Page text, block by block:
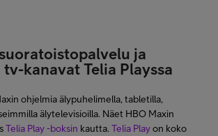
ja
kanavat Telia Playssa
ohjelmia älypuhelimella, tabletilla,
älytelevisioilla. Näet HBO Maxin
Telia Play -boksin kautta.Telia Playon koko